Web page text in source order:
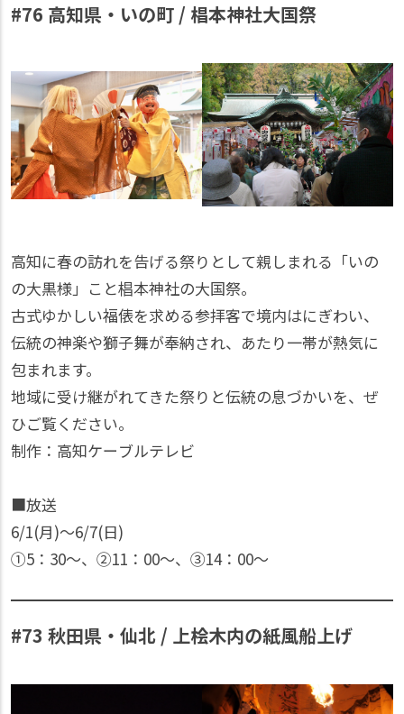
#76 高知県・いの町 / 椙本神社大国祭
高知に春の訪れを告げる祭りとして親しまれる「いの
の大黒様」こと椙本神社の大国祭。
古式ゆかしい福俵を求める参拝客で境内はにぎわい、
伝統の神楽や獅子舞が奉納され、あたり一帯が熱気に
包まれます。
地域に受け継がれてきた祭りと伝統の息づかいを、ぜ
ひご覧ください。
制作：高知ケーブルテレビ
■放送
6/1(月)〜6/7(日)
①5：30〜、②11：00〜、③14：00〜
#73 秋田県・仙北 / 上桧木内の紙風船上げ